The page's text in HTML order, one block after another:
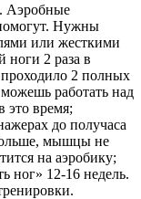
Аэробные
Нужны
или жесткими
ноги 2 раза в
2 полных
работать над
это время;
до получаса
мышцы не
на аэробику;
ног» 12-16 недель.